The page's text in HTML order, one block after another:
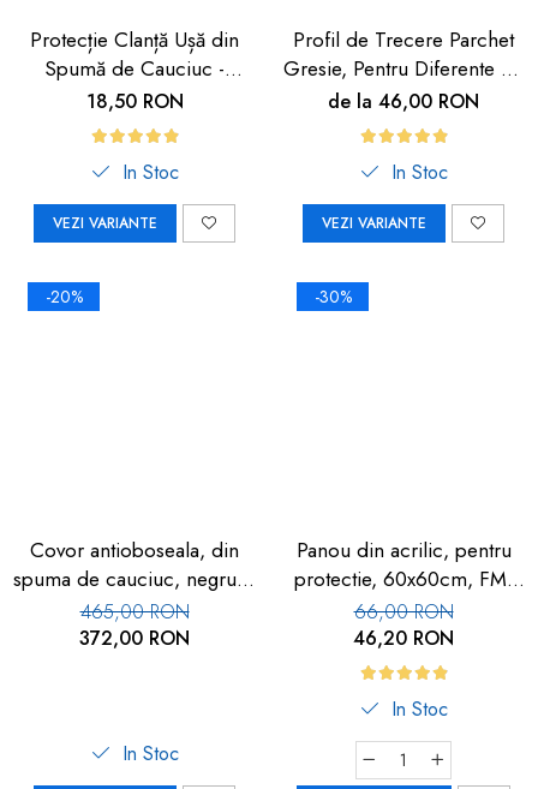
Protecție Clanță Ușă din
Spumă de Cauciuc -
Siguranță pentru Copii |
Car Boy Safety
18,50 RON
In Stoc
VEZI VARIANTE
Profil de Trecere Parchet
Gresie, Pentru Diferente de
Nivel, Autoadeziv, Culoare
Lemn Deschis, 90cm
de la 46,00 RON
In Stoc
VEZI VARIANTE
-20%
Covor antioboseala, din
spuma de cauciuc, negru, 1
buc
465,00 RON
372,00 RON
In Stoc
-30%
Panou din acrilic, pentru
protectie, 60x60cm, FM-
113
66,00 RON
46,20 RON
In Stoc